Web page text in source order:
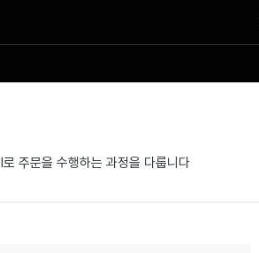
주문을 수행하는 과정을 다룹니다